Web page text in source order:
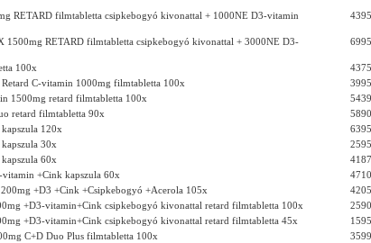
RETARD filmtabletta csipkebogyó kivonattal + 1000NE D3-vitamin
1500mg RETARD filmtabletta csipkebogyó kivonattal + 3000NE D3-
100x
C-vitamin 1000mg filmtabletta 100x
1500mg retard filmtabletta 100x
retard filmtabletta 90x
120x
30x
60x
+Cink kapszula 60x
+D3 +Cink +Csipkebogyó +Acerola 105x
+D3-vitamin+Cink csipkebogyó kivonattal retard filmtabletta 100x
+D3-vitamin+Cink csipkebogyó kivonattal retard filmtabletta 45x
C+D Duo Plus filmtabletta 100x